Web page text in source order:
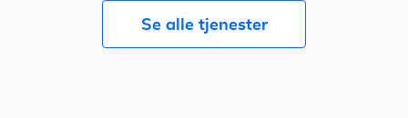
Se alle tjenester